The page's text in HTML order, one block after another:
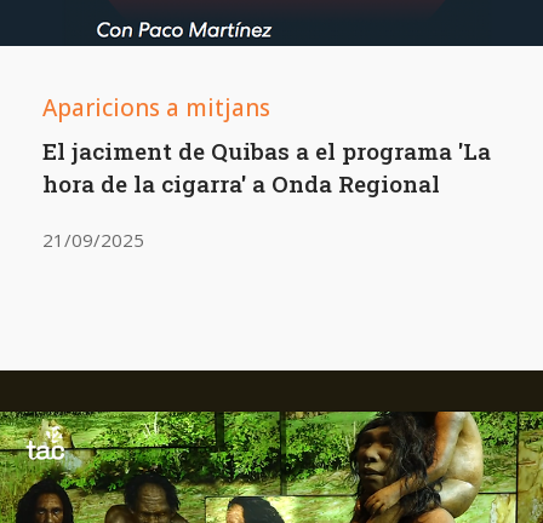
Aparicions a mitjans
El jaciment de Quibas a el programa 'La
hora de la cigarra' a Onda Regional
21/09/2025